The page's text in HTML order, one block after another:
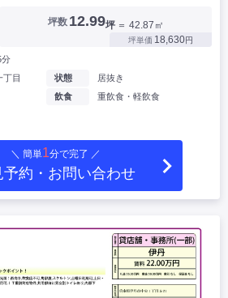
坪数 12.99坪 ＝ 42.87㎡
坪単価 18,630円
分
丁目
状態
居抜き
飲食
重飲食・軽飲食
＼ 簡単1分で完了 ／
予約・お問い合わせ